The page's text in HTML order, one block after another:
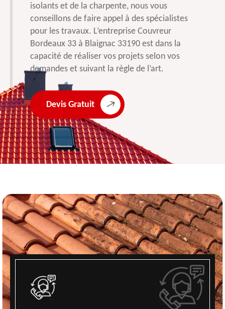
isolants et de la charpente, nous vous
conseillons de faire appel à des spécialistes
pour les travaux. L’entreprise Couvreur
Bordeaux 33 à Blaignac 33190 est dans la
capacité de réaliser vos projets selon vos
demandes et suivant la règle de l’art.
Devis Gratuit